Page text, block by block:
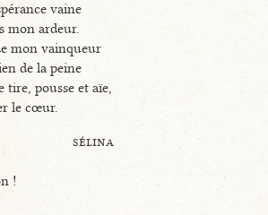
vaine
mon ardeur.
mon vainqueur
de la peine
tire, pousse et aïe,
le cœur.
sélina
!